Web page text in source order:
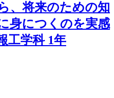
、将来のための知
身につくのを実感
工学科 1年